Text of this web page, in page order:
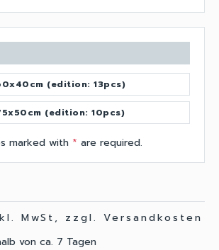
(edition: 13pcs)
(edition: 10pcs)
marked with * are required.
MwSt, zzgl. Versandkosten
von ca. 7 Tagen